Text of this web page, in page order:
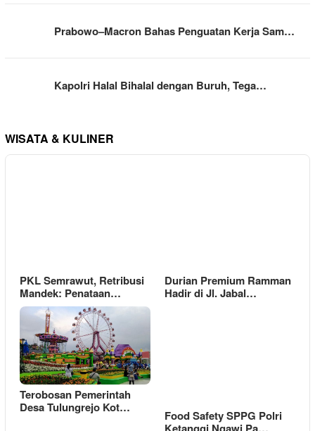
Prabowo–Macron Bahas Penguatan Kerja Sam…
Kapolri Halal Bihalal dengan Buruh, Tega…
WISATA & KULINER
PKL Semrawut, Retribusi
Mandek: Penataan…
Durian Premium Ramman
Hadir di Jl. Jabal…
Terobosan Pemerintah
Desa Tulungrejo Kot…
Food Safety SPPG Polri